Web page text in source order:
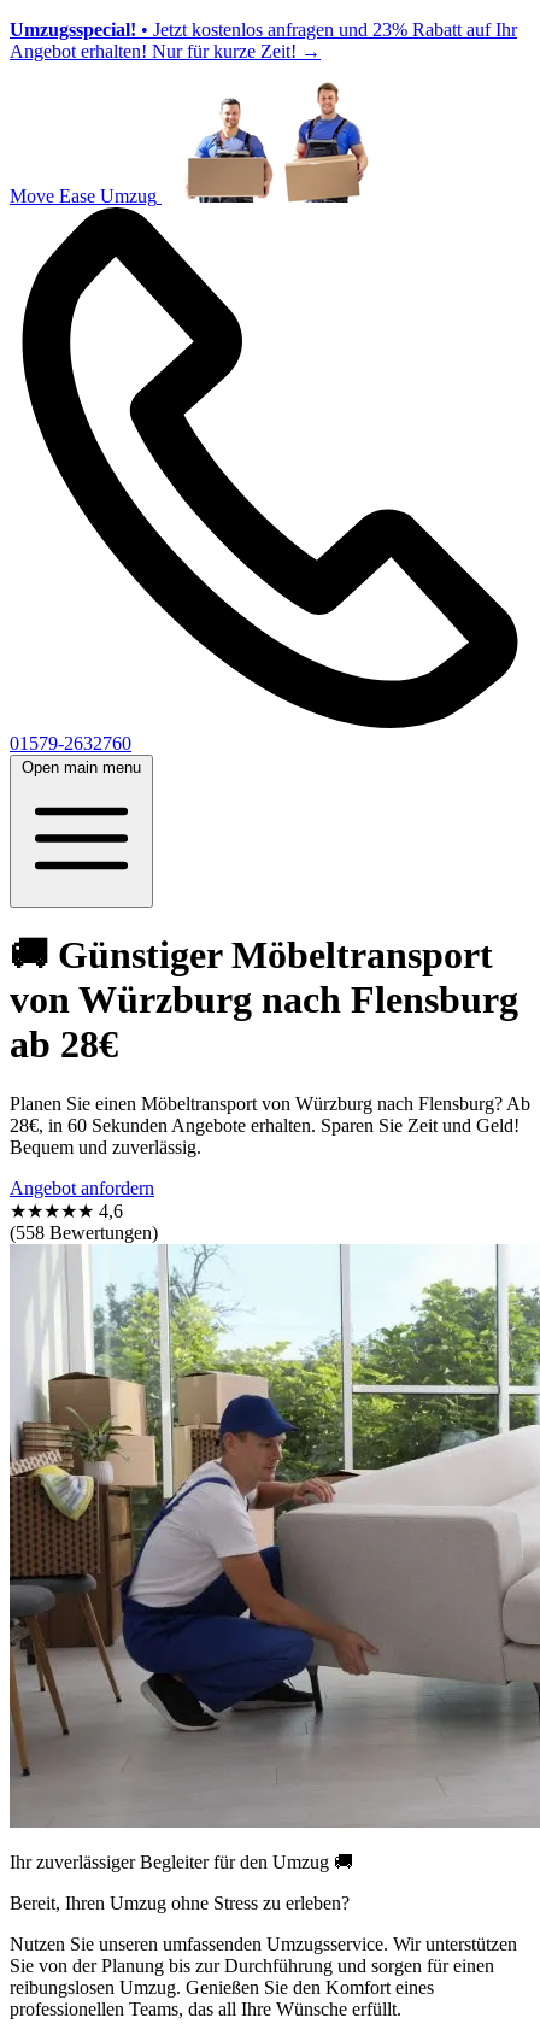
Umzugsspecial! • Jetzt kostenlos anfragen und 23% Rabatt auf Ihr
Angebot erhalten! Nur für kurze Zeit! →
Move Ease Umzug
01579-2632760
Open main menu
🚚 Günstiger Möbeltransport
von Würzburg nach Flensburg
ab 28€
Planen Sie einen Möbeltransport von Würzburg nach Flensburg? Ab
28€, in 60 Sekunden Angebote erhalten. Sparen Sie Zeit und Geld!
Bequem und zuverlässig.
Angebot anfordern
★★★★★ 4,6
(558 Bewertungen)
Ihr zuverlässiger Begleiter für den Umzug 🚚
Bereit, Ihren Umzug ohne Stress zu erleben?
Nutzen Sie unseren umfassenden Umzugsservice. Wir unterstützen
Sie von der Planung bis zur Durchführung und sorgen für einen
reibungslosen Umzug. Genießen Sie den Komfort eines
professionellen Teams, das all Ihre Wünsche erfüllt.